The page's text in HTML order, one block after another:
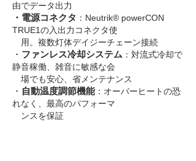
由でデータ出力
・電源コネクタ ：Neutrik®︎ powerCON
TRUE1の入出力コネクタ使
用。複数灯体デイジーチェーン接続
・ ファンレス冷却システム ：対流式冷却で
静音稼働、雑音に敏感な会
場でも安心、省メンテナンス
・ 自動温度調節機能：オーバーヒートの恐
れなく、最高のパフォーマ
ンスを保証